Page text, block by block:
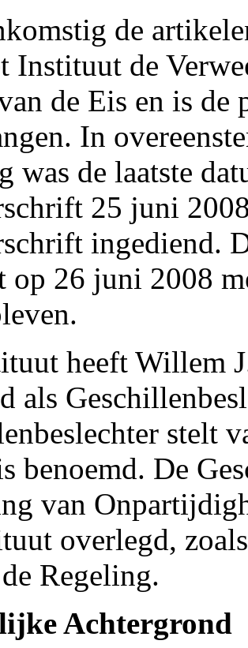
de
Instituut de
de Eis en is
In
was de laatste
25 juni
ingediend.
op 26 juni 2008
heeft Willem
als
stelt
benoemd. De
van
overlegd,
Regeling.
Achtergrond